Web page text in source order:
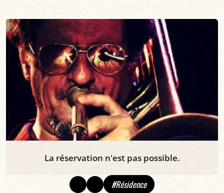
La réservation n'est pas possible.
#Résidence